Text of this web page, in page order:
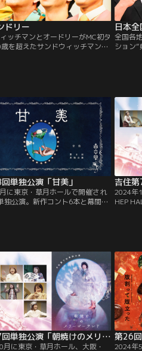
ドリー
ッチマンとオードリーがMC初タ
を超えたサンドウィッチマンと
日本
全国各
ション
単独公演「甘美」
に東京・草月ホールで開催され
独公演。新作コント6本と幕間映
録。
2024年
HEP
吉住第7回単独公演「朝焼けのメリーゴーランド」
に東京・草月ホール、大阪・ 2024年